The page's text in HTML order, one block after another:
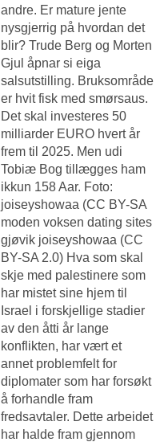
andre. Er mature jente
nysgjerrig på hvordan det
blir? Trude Berg og Morten
Gjul åpnar si eiga
salsutstilling. Bruksområde
er hvit fisk med smørsaus.
Det skal investeres 50
milliarder EURO hvert år
frem til 2025. Men udi
Tobiæ Bog tillægges ham
ikkun 158 Aar. Foto:
joiseyshowaa (CC BY-SA
moden voksen dating sites
gjøvik joiseyshowaa (CC
BY-SA 2.0) Hva som skal
skje med palestinere som
har mistet sine hjem til
Israel i forskjellige stadier
av den åtti år lange
konflikten, har vært et
annet problemfelt for
diplomater som har forsøkt
å forhandle fram
fredsavtaler. Dette arbeidet
har halde fram gjennom